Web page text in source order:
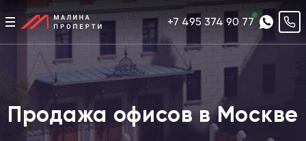
+7 495 374 90 77
Продажа офисов в Москве